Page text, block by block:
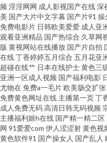
不卡网 在线日韩中文 玖玖资源日
性大片网站 91n在线网址观看 老
男天堂 福利视频导航啪啪 日韩欧
亚洲黄色hfh 九一抖音视频 91免费
91 亚洲成av人电影 国产厨房乱子
视频在线 欧美在线视频1 91综合
频 淫淫网网 成人影视国产在线深
美 国产大片中文字幕 国产片91 操
免费电影片 日韩欧美爱爱 成人亚
观看亚洲精品 国产热综合 久草网
版 黄视网站在线播放 国产片自拍
在线丁香婷婷五月综合 五月花亚
超碰在线艹 日本在线护士黄色三
亚洲一区成人视频 国产福利电影
尤物在免费a一毛片欧美肠交扩
免费黄色网址在线 主播第一页丁
成人免费无码高清日韩无码视频
主播福利姬h在线 国产精一精二区
网 91爱爱com 伊人涩涩射黄色视
黄色软件91 国产操女人 国产乱人